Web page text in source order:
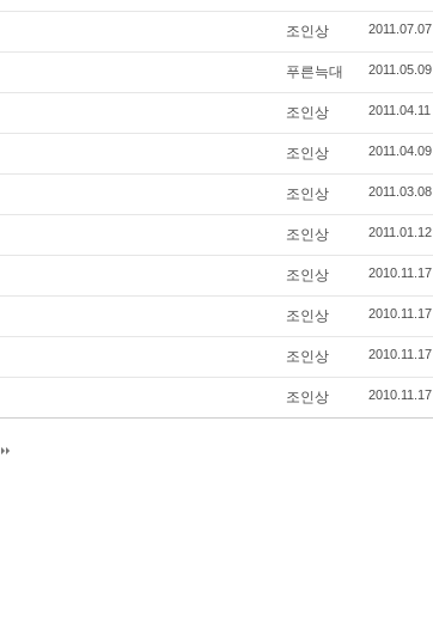
조인상 2011.07.07
푸른늑대 2011.05.09
조인상 2011.04.11
조인상 2011.04.09
조인상 2011.03.08
조인상 2011.01.12
조인상 2010.11.17
조인상 2010.11.17
조인상 2010.11.17
조인상 2010.11.17